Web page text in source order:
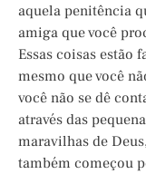
aquela penitência
amiga que você
Essas coisas estão
mesmo que você
você não se dê
através das
maravilhas de
também começou